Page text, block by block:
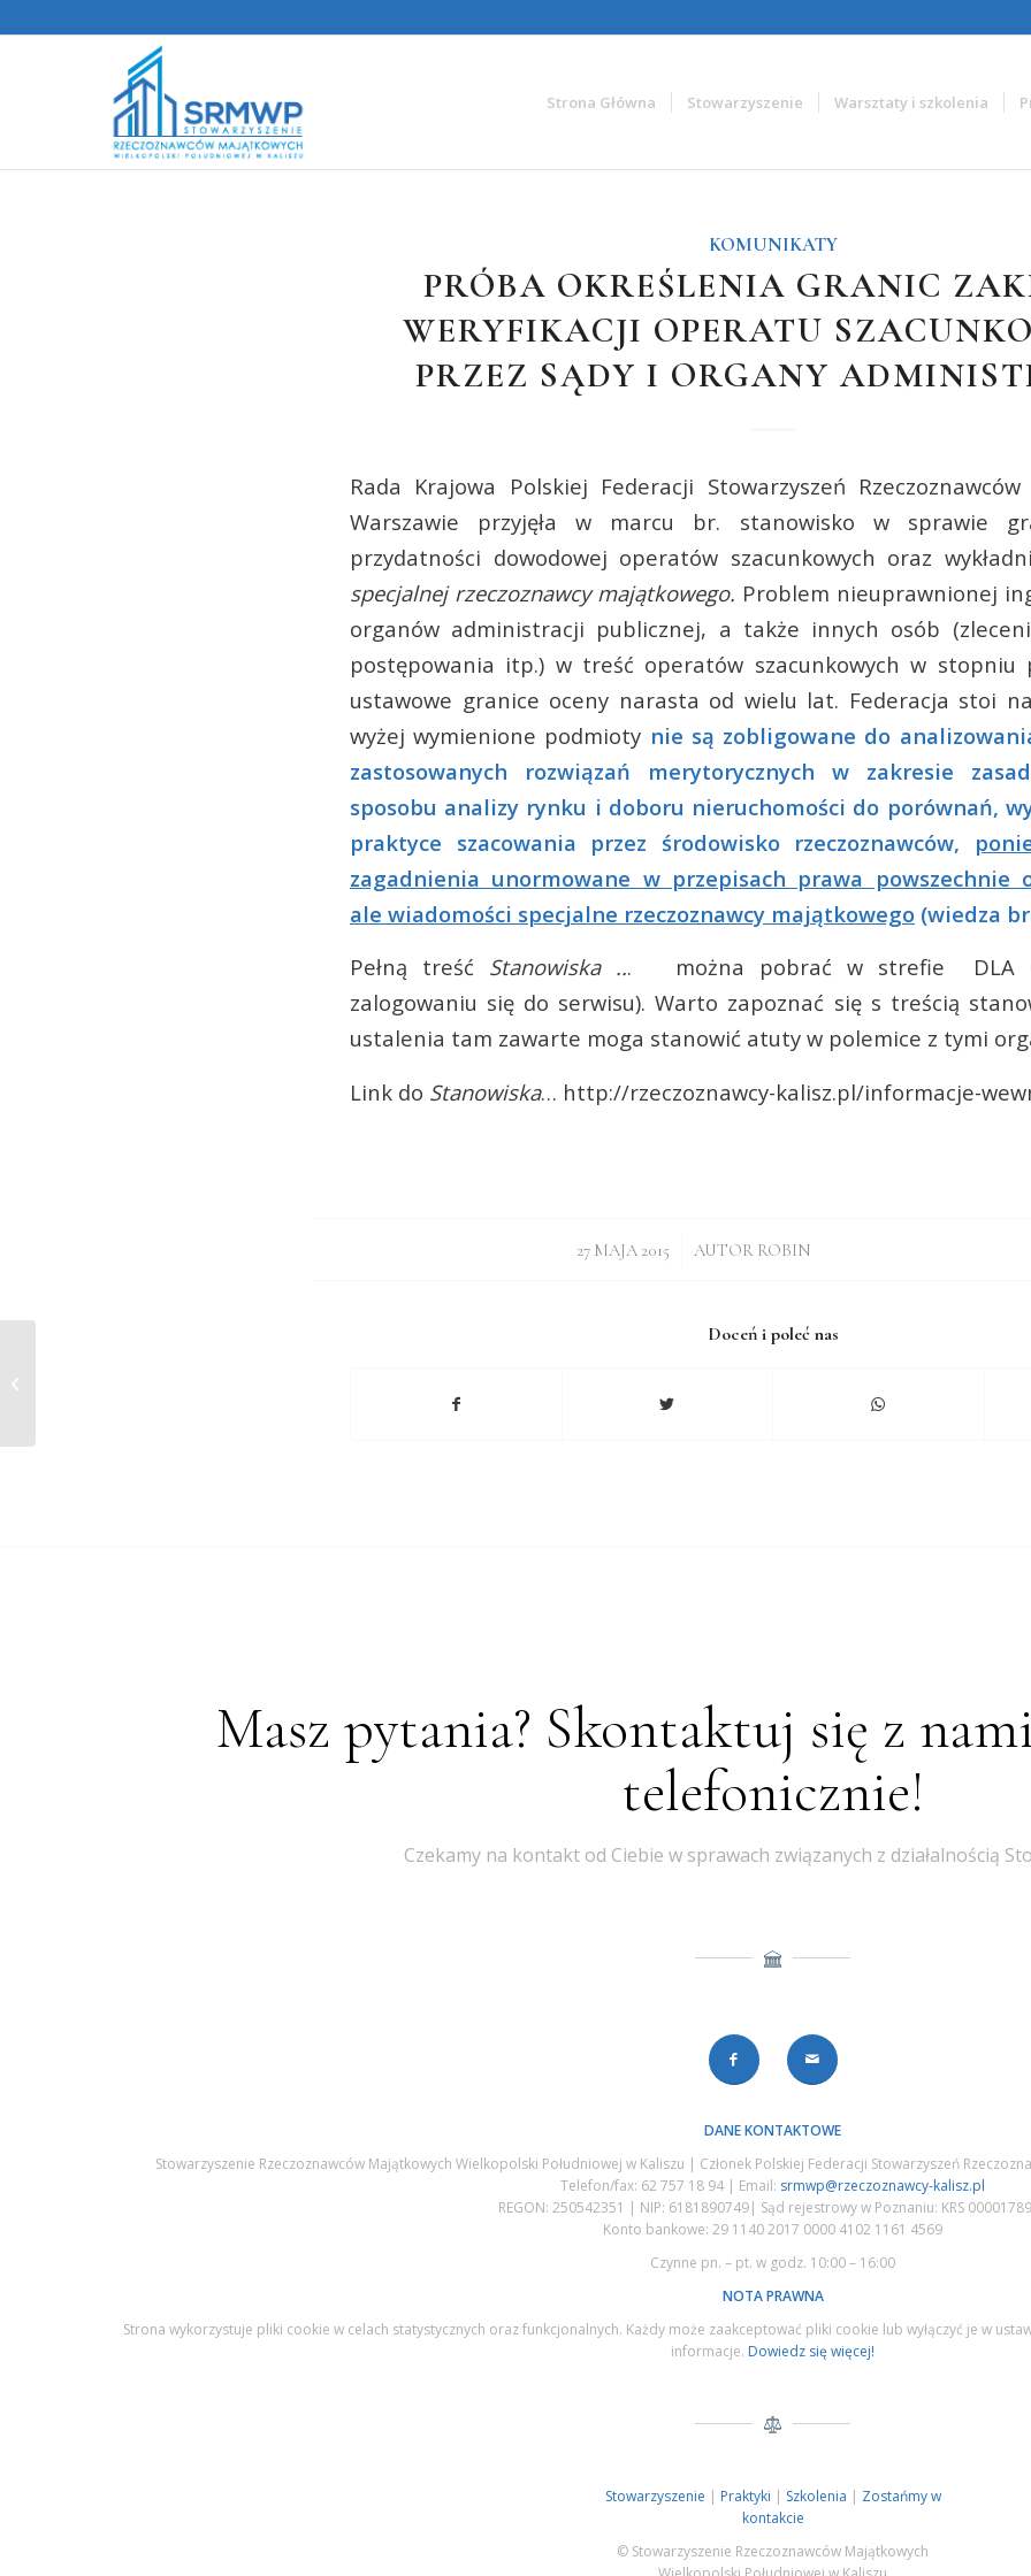
Strona Główna Stowarzyszenie Warsztaty i szkolenia
KOMUNIKATY
PRÓBA OKREŚLENIA GRANIC
WERYFIKACJI OPERATU
PRZEZ SĄDY I ORGANY
Rada Krajowa Polskiej Federacji Stowarzyszeń
Warszawie przyjęła w marcu br. stanowisko w sprawie
przydatności dowodowej operatów szacunkowych oraz
specjalnej rzeczoznawcy majątkowego. Problem nieuprawnionej
organów administracji publicznej, a także innych osób
postępowania itp.) w treść operatów szacunkowych w stopniu
ustawowe granice oceny narasta od wielu lat. Federacja stoi
wyżej wymienione podmioty nie są zobligowane do
zastosowanych rozwiązań merytorycznych w zakresie
sposobu analizy rynku i doboru nieruchomości do porównań,
praktyce szacowania przez środowisko rzeczoznawców,
zagadnienia unormowane w przepisach prawa powszechnie
ale wiadomości specjalne rzeczoznawcy majątkowego(wiedza
Pełną treść Stanowiska ... można pobrać w strefie DLA
zalogowaniu się do serwisu). Warto zapoznać się s treścią
ustalenia tam zawarte moga stanowić atuty w polemice z tymi
Link do Stanowiska… http://rzeczoznawcy-kalisz.pl/informacje-
27 MAJA 2015
/ AUTOR ROBIN
Doceń i poleć nas
Masz pytania? Skontaktuj się z
telefonicznie!
Czekamy na kontakt od Ciebie w sprawach związanych z działalnością
DANE KONTAKTOWE
Stowarzyszenie Rzeczoznawców Majątkowych Wielkopolski Południowej w Kaliszu | Członek Polskiej Federacji Stowarzyszeń
Telefon/fax: 62 757 18 94 | Email: srmwp@rzeczoznawcy-kalisz.pl
REGON: 250542351 | NIP: 6181890749| Sąd rejestrowy w Poznaniu: KRS
Konto bankowe: 29 1140 2017 0000 4102 1161 4569
Czynne pn. – pt. w godz. 10:00 – 16:00
NOTA PRAWNA
Strona wykorzystuje pliki cookie w celach statystycznych oraz funkcjonalnych. Każdy może zaakceptować pliki cookie lub wyłączyć je w
informacje. Dowiedz się więcej!
Stowarzyszenie | Praktyki | Szkolenia | Zostańmy w
kontakcie
© Stowarzyszenie Rzeczoznawców Majątkowych